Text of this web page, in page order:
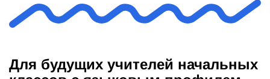
Для будущих учителей начальных